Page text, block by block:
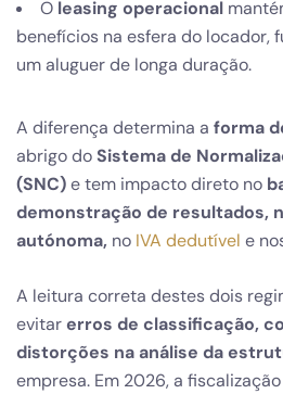
O leasing operacional
benefícios na esfera do locador,
um aluguer de longa duração.
A diferença determina a forma
abrigo doSistema de
(SNC)e tem impacto direto no
demonstração de resultados,
autónoma, no IVA dedutível e
A leitura correta destes dois
evitar erros de classificação,
distorções na análise da
empresa. Em 2026, a